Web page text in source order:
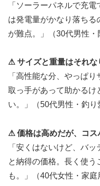
「ソーラーパネルで充
は発電量がかなり落ち
が難点。」（30代男性・
⚠ サイズと重量はそれな
「高性能な分、やっぱ
取っ手があって助かるけ
い。」（50代男性・釣り
⚠ 価格は高めだが、コス
「安くはないけど、バ
と納得の価格。長く使
も。」（40代女性・家庭